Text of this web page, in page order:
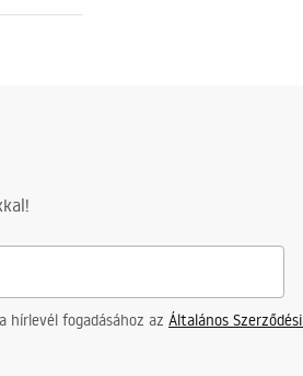
az
hírlevél fogadásához az Általános